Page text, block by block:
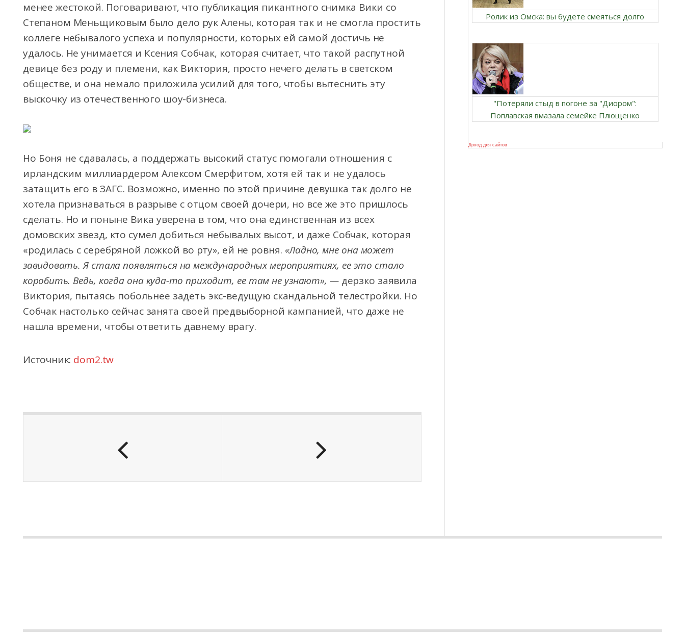
менее жестокой. Поговаривают, что публикация пикантного снимка Вики со
Степаном Меньщиковым было дело рук Алены, которая так и не смогла простить
коллеге небывалого успеха и популярности, которых ей самой достичь не
удалось. Не унимается и Ксения Собчак, которая считает, что такой распутной
девице без роду и племени, как Виктория, просто нечего делать в светском
обществе, и она немало приложила усилий для того, чтобы вытеснить эту
выскочку из отечественного шоу-бизнеса.
Но Боня не сдавалась, а поддержать высокий статус помогали отношения с
ирландским миллиардером Алексом Смерфитом, хотя ей так и не удалось
затащить его в ЗАГС. Возможно, именно по этой причине девушка так долго не
хотела признаваться в разрыве с отцом своей дочери, но все же это пришлось
сделать. Но и поныне Вика уверена в том, что она единственная из всех
домовских звезд, кто сумел добиться небывалых высот, и даже Собчак, которая
«родилась с серебряной ложкой во рту», ей не ровня. «Ладно, мне она может
завидовать. Я стала появляться на международных мероприятиях, ее это стало
коробить. Ведь, когда она куда-то приходит, ее там не узнают», — дерзко заявила
Виктория, пытаясь побольнее задеть экс-ведущую скандальной телестройки. Но
Собчак настолько сейчас занята своей предвыборной кампанией, что даже не
нашла времени, чтобы ответить давнему врагу.
Источник: dom2.tw
Ролик из Омска: вы будете смеяться долго
"Потеряли стыд в погоне за "Диором":
Поплавская вмазала семейке Плющенко
Доход для сайтов